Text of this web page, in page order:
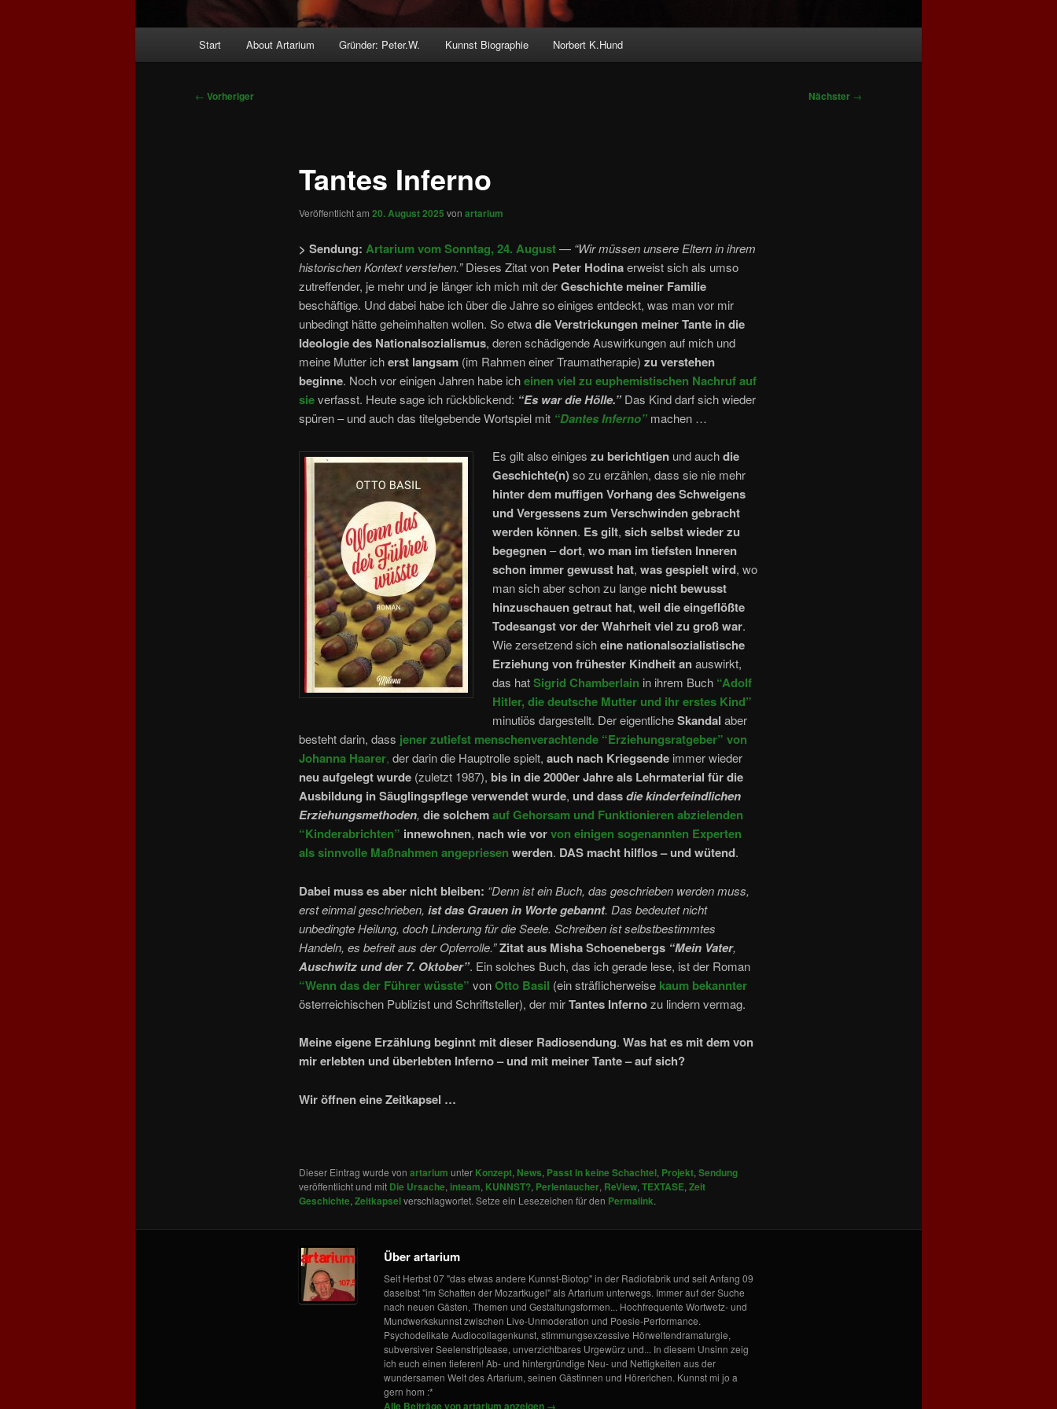
Start About Artarium Gründer: Peter.W. Kunnst Biographie Norbert K.Hund
Beitragsnavigation
← Vorheriger Nächster →
Tantes Inferno
Veröffentlicht am 20. August 2025 von artarium
> Sendung: Artarium vom Sonntag, 24. August— “Wir müssen unsere Eltern in ihrem
historischen Kontext verstehen.”Dieses Zitat von Peter Hodinaerweist sich als umso
zutreffender, je mehr und je länger ich mich mit derGeschichte meiner Familie
beschäftige. Und dabei habe ich über die Jahre so einiges entdeckt, was man vor mir
unbedingt hätte geheimhalten wollen. So etwadie Verstrickungen meiner Tante in die
Ideologie des Nationalsozialismus, deren schädigende Auswirkungen auf mich und
meine Mutter icherst langsam(im Rahmen einer Traumatherapie) zu verstehen
beginne. Noch vor einigen Jahren habe icheinen viel zu euphemistischen Nachrufauf
sieverfasst. Heute sage ich rückblickend: “Es war die Hölle.”Das Kind darf sich wieder
spüren – und auch das titelgebende Wortspiel mit “Dantes Inferno”machen …
Es gilt also einigeszu berichtigen und auchdie
Geschichte(n)so zu erzählen, dass sie nie mehr
hinter dem muffigen Vorhang des Schweigens
und Vergessens zum Verschwinden gebracht
werden können. Es gilt,sich selbst wieder zu
begegnen–dort,wo man im tiefsten Inneren
schon immer gewusst hat,was gespielt wird, wo
man sich aber schon zu lange nicht bewusst
hinzuschauen getraut hat,weil die eingeflößte
Todesangst vor der Wahrheit viel zu groß war.
Wie zersetzend sicheine nationalsozialistische
Erziehung von frühester Kindheit anauswirkt,
das hatSigrid Chamberlain in ihrem Buch “Adolf
Hitler, die deutsche Mutter und ihr erstes Kind”
minutiös dargestellt. Der eigentlicheSkandal aber
besteht darin, dass jener zutiefst menschenverachtende “Erziehungsratgeber” von
Johanna Haarer, der darin die Hauptrolle spielt, auch nach Kriegsendeimmer wieder
neu aufgelegt wurde(zuletzt 1987), bis in die 2000er Jahre als Lehrmaterial für die
Ausbildung in Säuglingspflege verwendet wurde, und dassdie kinderfeindlichen
Erziehungsmethoden, die solchemauf Gehorsam und Funktionieren abzielenden
“Kinderabrichten” innewohnen, nach wie vorvon einigen sogenannten Experten
als sinnvolle Maßnahmen angepriesen werden. DAS macht hilflos – und wütend.
Dabei muss es aber nicht bleiben: “Denn ist ein Buch, das geschrieben werden muss,
erst einmal geschrieben, ist das Grauen in Worte gebannt. Das bedeutet nicht
unbedingte Heilung, doch Linderung für die Seele. Schreiben ist selbstbestimmtes
Handeln, es befreit aus der Opferrolle.”Zitat aus Misha Schoenebergs “Mein Vater,
Auschwitz und der 7. Oktober”. Ein solches Buch, das ich gerade lese, ist der Roman
“Wenn das der Führer wüsste” vonOtto Basil (ein sträflicherweise kaum bekannter
österreichischen Publizist und Schriftsteller), der mirTantes Infernozu lindern vermag.
Meine eigene Erzählung beginnt mit dieser Radiosendung. Was hat es mit dem von
mir erlebten und überlebten Inferno – und mit meiner Tante – auf sich?
Wir öffnen eine Zeitkapsel …
Dieser Eintrag wurde von artarium unter Konzept, News, Passt in keine Schachtel, Projekt, Sendung
veröffentlicht und mit Die Ursache, inteam, KUNNST?, Perlentaucher, ReView, TEXTASE, Zeit
Geschichte, Zeitkapselverschlagwortet. Setze ein Lesezeichen für den Permalink.
Über artarium
Seit Herbst 07 "das etwas andere Kunnst-Biotop" in der Radiofabrik und seit Anfang 09
daselbst "im Schatten der Mozartkugel" als Artarium unterwegs. Immer auf der Suche
nach neuen Gästen, Themen und Gestaltungsformen... Hochfrequente Wortwetz- und
Mundwerkskunnst zwischen Live-Unmoderation und Poesie-Performance.
Psychodelikate Audiocollagenkunst, stimmungsexzessive Hörweltendramaturgie,
subversiver Seelenstriptease, unverzichtbares Urgewürz und... In diesem Unsinn zeig
ich euch einen tieferen! Ab- und hintergründige Neu- und Nettigkeiten aus der
wundersamen Welt des Artarium, seinen Gästinnen und Hörerichen. Kunnst mi jo a
gern hom :*
Alle Beiträge von artarium anzeigen →